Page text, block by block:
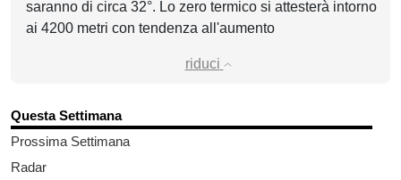
saranno di circa 32°. Lo zero termico si attesterà intorno
ai 4200 metri con tendenza all'aumento
riduci
Questa Settimana
Prossima Settimana
Radar